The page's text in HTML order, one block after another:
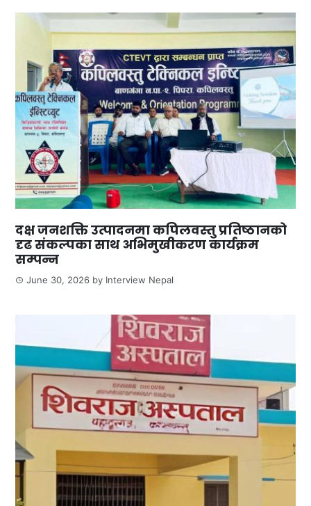
दक्ष जनशक्ति उत्पादनमा कपिलवस्तु प्रतिष्ठानको
दृढ संकल्पका साथ अभिमुखीकरण कार्यक्रम
सम्पन्न
June 30, 2026 by Interview Nepal